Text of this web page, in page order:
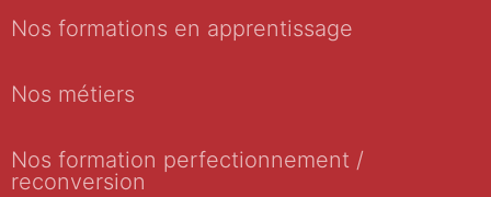
Nos formations en apprentissage
Nos métiers
Nos formation perfectionnement /
reconversion